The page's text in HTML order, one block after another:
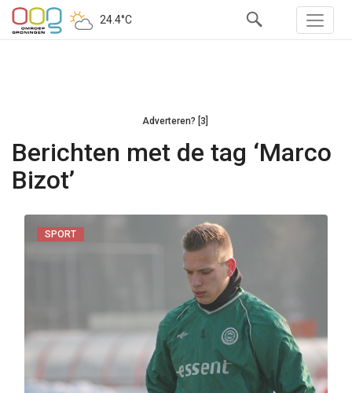
24.4°C
Adverteren? [3]
Berichten met de tag ‘Marco
Bizot’
SPORT